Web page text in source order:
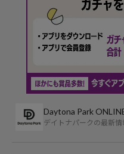
Daytona Park
デイトナパークの最新情